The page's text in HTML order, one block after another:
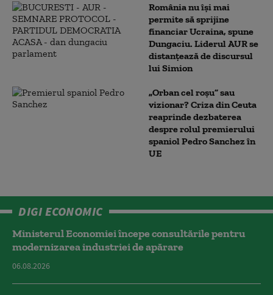
România nu își mai
permite să sprijine
financiar Ucraina, spune
Dungaciu. Liderul AUR se
distanțează de discursul
lui Simion
„Orban cel roșu” sau
vizionar? Criza din Ceuta
reaprinde dezbaterea
despre rolul premierului
spaniol Pedro Sanchez în
UE
DIGI ECONOMIC
Ministerul Economiei începe consultările pentru
modernizarea industriei de apărare
06.08.2026